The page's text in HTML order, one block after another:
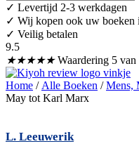
✓ Levertijd 2-3 werkdagen
✓ Wij kopen ook uw boeken
✓ Veilig betalen
9.5
★★★★★ Waardering 5 van
Home / Alle Boeken /Mens,
May tot Karl Marx
L. Leeuwerik